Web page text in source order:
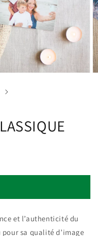
et l’authenticité du
pour sa qualité d’image